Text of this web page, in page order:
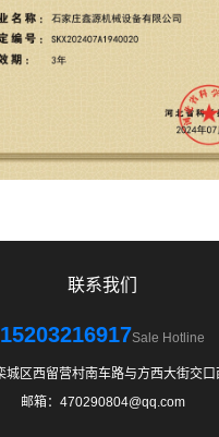
联系我们
15203216917Sale Hotline
城区西留营村南车路与方西大街交
邮箱：470290804@qq.com